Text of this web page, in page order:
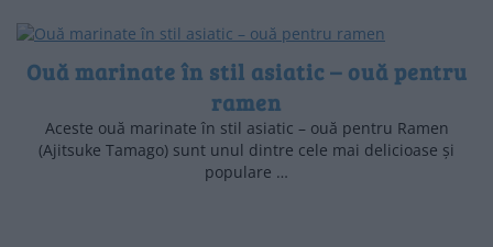
Ouă marinate în stil asiatic – ouă pentru
ramen
Aceste ouă marinate în stil asiatic – ouă pentru Ramen
(Ajitsuke Tamago) sunt unul dintre cele mai delicioase și
populare …